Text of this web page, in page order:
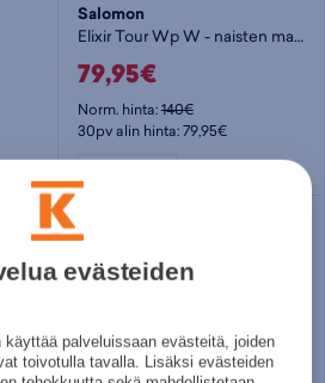
Salomon
Elixir Tour Wp W - naisten matalavartinen vaelluskenkä
79,95€
Norm. hinta:140€
30pv alin hinta: 79,95€
Useita kokoja
evästeiden
käyttää palveluissaan evästeitä, joiden
toivotulla tavalla. Lisäksi evästeiden